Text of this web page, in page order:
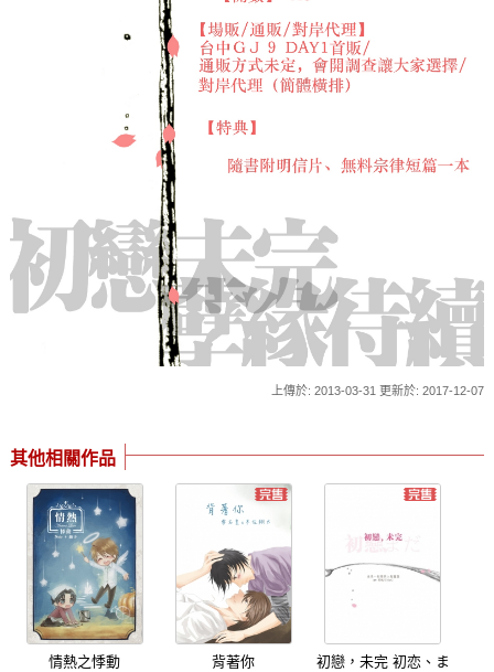
上傳於: 2013-03-31 更新於: 2017-12-07
其他相關作品
情熱之悸動 背著你
初戀，未完 初恋、ま